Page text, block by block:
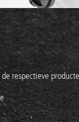
respectieve